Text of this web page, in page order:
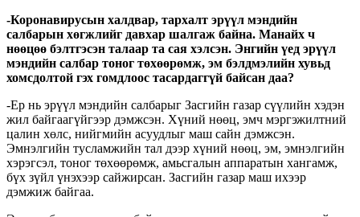
-Коронавирусын халдвар, тархалт эрүүл мэндийн
салбарын хөгжлийг давхар шалгаж байна. Манайх ч
нөөцөө бэлтгэсэн талаар та сая хэлсэн. Энгийн үед эрүүл
мэндийн салбар тоног төхөөрөмж, эм бэлдмэлийн хувьд
хомсдолтой гэх гомдлоос тасардаггүй байсан даа?
-Ер нь эрүүл мэндийн салбарыг Засгийн газар сүүлийн хэдэн
жил байгаагүйгээр дэмжсэн. Хүний нөөц, эмч мэргэжилтний
цалин хөлс, нийгмийн асуудлыг маш сайн дэмжсэн.
Эмнэлгийн тусламжийн тал дээр хүний нөөц, эм, эмнэлгийн
хэрэгсэл, тоног төхөөрөмж, амьсгалын аппаратын хангамж,
бүх зүйл үнэхээр сайжирсан. Засгийн газар маш ихээр
дэмжиж байгаа.